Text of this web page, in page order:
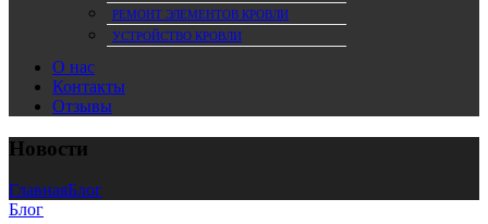
РЕМОНТ ЭЛЕМЕНТОВ КРОВЛИ
УСТРОЙСТВО КРОВЛИ
О нас
Контакты
Отзывы
Новости
ГлавнаяБлог
Блог